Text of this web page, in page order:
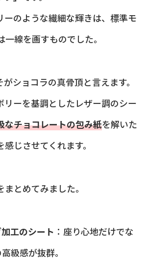
ーのような繊細な輝きは、標準モ
線を画すものでした。
ショコラの真骨頂と言えます。
リーを基調としたレザー調のシー
なチョコレートの包み紙を解いた
じさせてくれます。
とめてみました。
工のシート ：座り心地だけでな
級感が抜群。